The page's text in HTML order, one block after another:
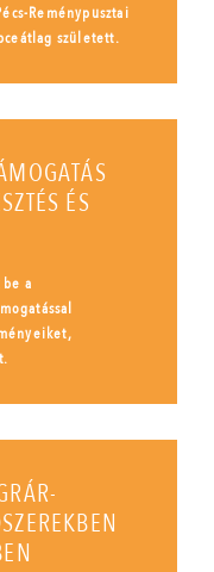
Reménypusztai
született.
ÉS
a